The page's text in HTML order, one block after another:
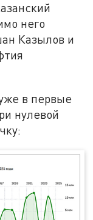
него
Казылов и
в первые
нулевой